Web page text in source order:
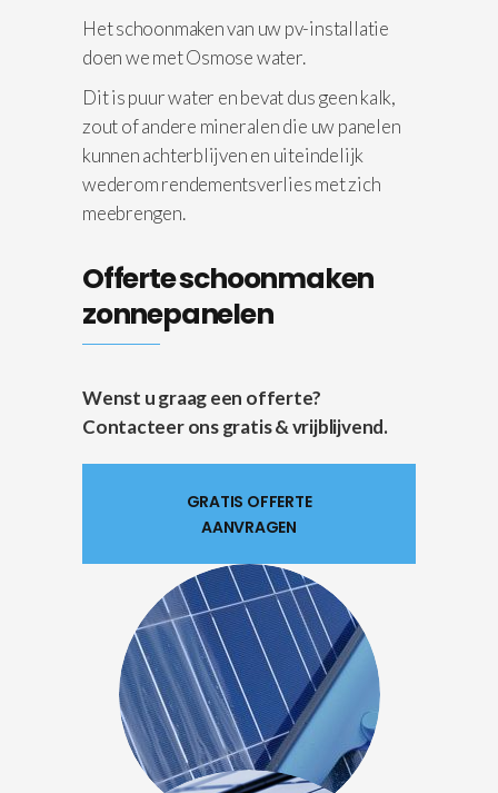
Het schoonmaken van uw pv-installatie
doen we met Osmose water.
Dit is puur water en bevat dus geen kalk,
zout of andere mineralen die uw panelen
kunnen achterblijven en uiteindelijk
wederom rendementsverlies met zich
meebrengen.
Offerte schoonmaken
zonnepanelen
Wenst u graag een offerte?
Contacteer ons gratis & vrijblijvend.
GRATIS OFFERTE
AANVRAGEN